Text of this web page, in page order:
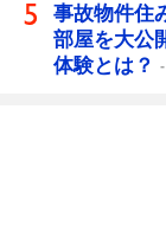
事故物件住
部屋を大公
体験とは？